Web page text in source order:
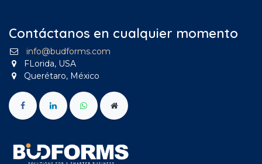
Contáctanos en cualquier momento
info@budforms.com
FLorida, USA
Querétaro, México